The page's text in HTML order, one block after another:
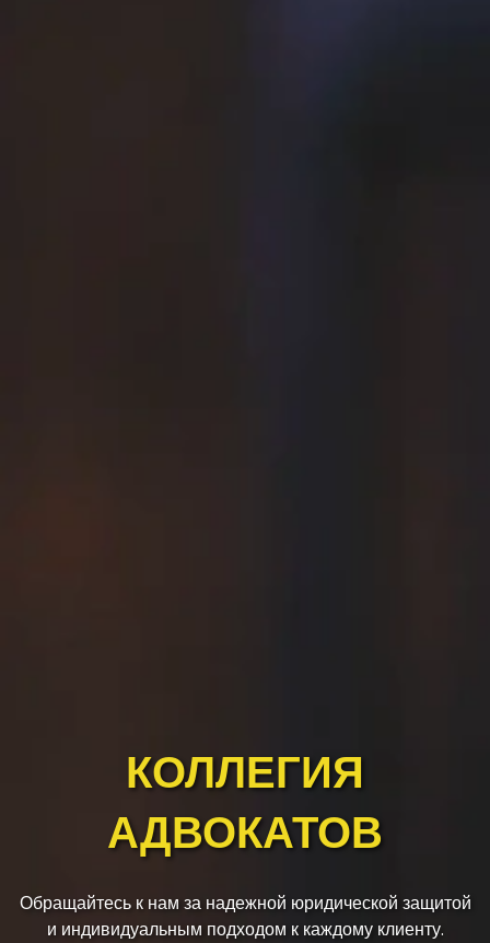
КОЛЛЕГИЯ
АДВОКАТОВ
Обращайтесь к нам за надежной юридической защитой
и индивидуальным подходом к каждому клиенту.